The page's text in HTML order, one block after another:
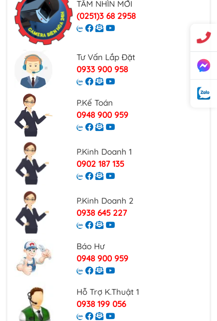
TẦM NHÌN MỚI
(0251)3 68 2958
Tư Vấn Lắp Đặt
0933 900 958
P.Kế Toán
0948 900 959
P.Kinh Doanh 1
0902 187 135
P.Kinh Doanh 2
0938 645 227
Báo Hư
0948 900 959
Hỗ Trợ K.Thuật 1
0938 199 056